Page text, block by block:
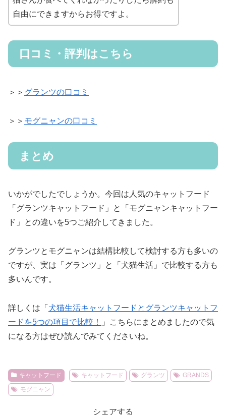
自由にできますからお得ですよ。
口コミ・評判はこちら
＞＞ グランツの口コミ
＞＞ モグニャンの口コミ
まとめ
いかがでしたでしょうか。今回は人気のキャットフード
「グランツキャットフード」と「モグニャンキャットフー
ド」との違いを5つご紹介してきました。
グランツとモグニャンは結構比較して検討する方も多いの
ですが、実は「グランツ」と「犬猫生活」で比較する方も
多いんです。
詳しくは「 犬猫生活キャットフードとグランツキャットフ
ードを5つの項目で比較！
」こちらにまとめましたので気
になる方はぜひ読んでみてくださいね。
キャットフード キャットフード グランツ
GRANDS
モグニャン
シェアする